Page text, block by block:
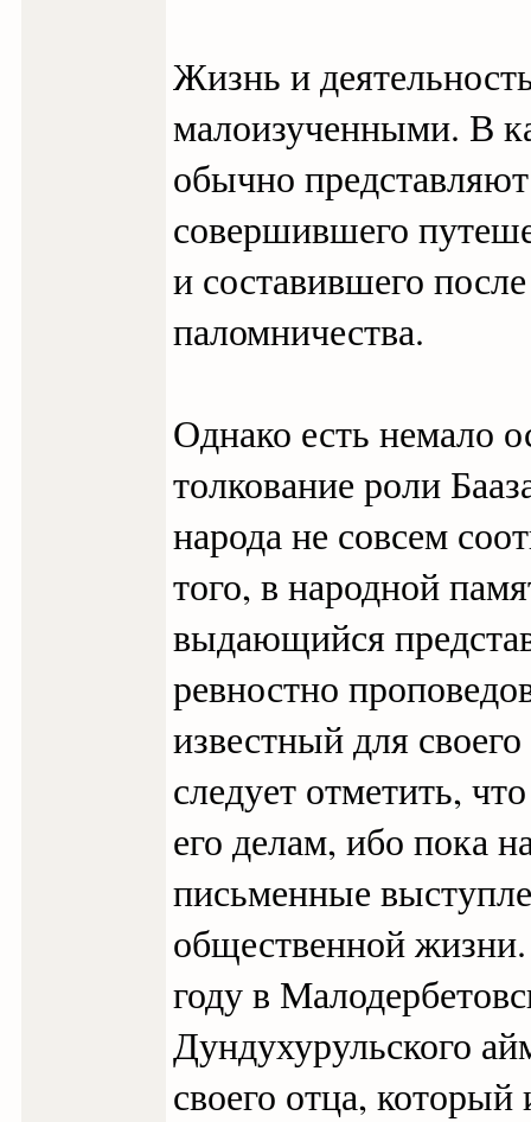
Жизнь и
малоизученными. В
обычно
совершившего
и составившего
паломничества.
Однако есть немало
толкование роли
народа не совсем
того, в народной
выдающийся
ревностно
известный для
следует отметить,
его делам, ибо пока
письменные
общественной
году в
Дундухурульского
своего отца,